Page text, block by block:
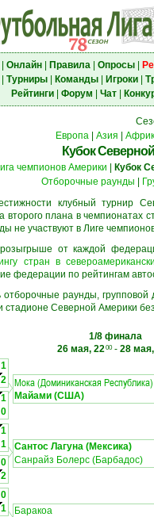
Онлайн| Правила| Опросы|
Турниры| Команды| Игроки|
Рейтинги| Форум Чат|
Европа| Азия
Кубок
чемпионов Америки
Кубок
Отборочные раунды
клубный турнир
второго плана в чемпионатах
не участвуют в Лиге
от каждой
стран в
федерации по рейтингам
отборочные раунды,
стадионе Северной Америки
1/8 финала
26 мая, 2200- 28
1
2
1
0
Мока (Доминиканская Республика)
Майами (США)
1
1
0
2
Сантос Лагуна (Мексика)
Санрайз Болерс (Барбадос)
0
1
Баракоа